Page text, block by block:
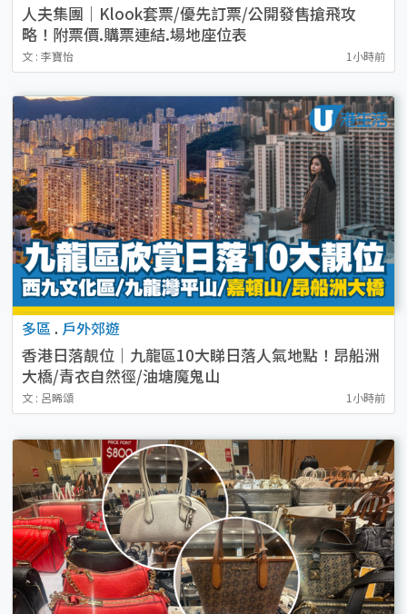
人夫集團｜Klook套票/優先訂票/公開發售搶飛攻
略！附票價.購票連結.場地座位表
文 : 李寶怡 1小時前
多區 . 戶外郊遊
香港日落靚位｜九龍區10大睇日落人氣地點！昂船洲
大橋/青衣自然徑/油塘魔鬼山
文 : 呂晞頌 1小時前